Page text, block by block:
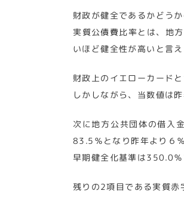
財政が健全であるかどう
実質公債費比率とは、地
いほど健全性が高いと言え
財政上のイエローカード
しかしながら、当数値は
次に地方公共団体の借入
83.5％となり昨年より６
早期健全化基準は350.0％
残りの2項目である実質赤